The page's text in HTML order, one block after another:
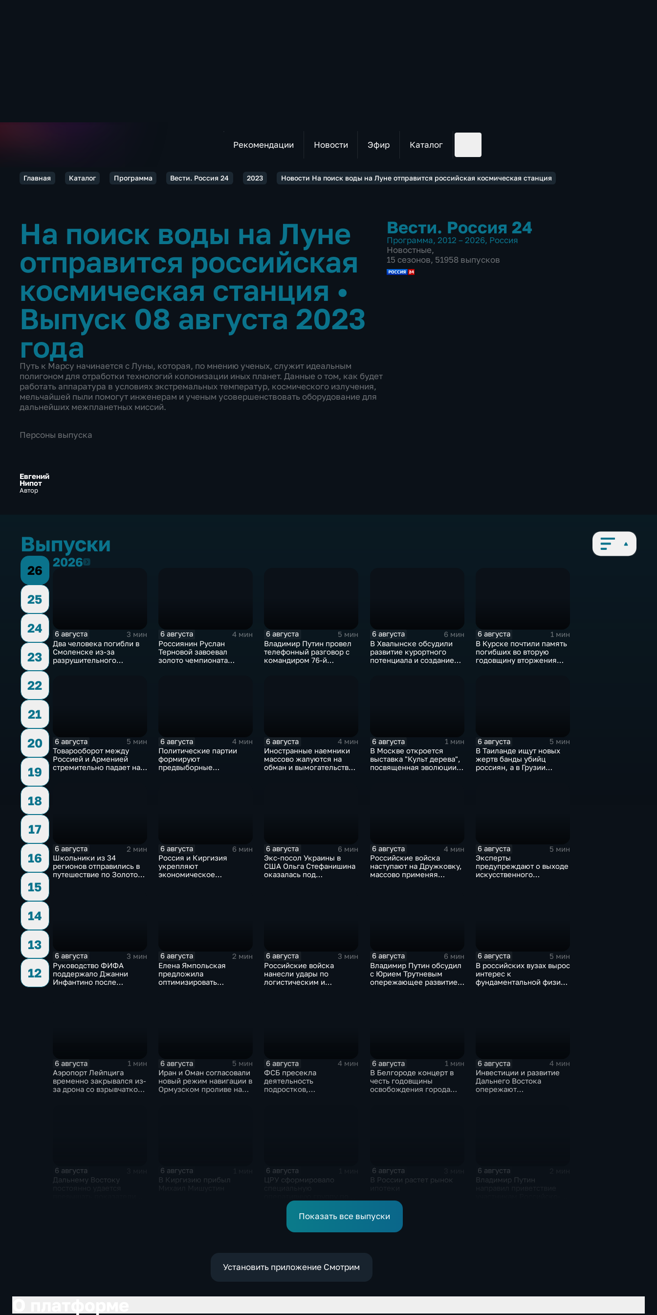
Рекомендации Новости Эфир Каталог
Главная Каталог Программа Вести. Россия 24 2023 Новости На поиск воды на Луне отправится российская космическая станция
На поиск воды на Луне
отправится российская
космическая станция •
Выпуск 08 августа 2023
года
Путь к Марсу начинается с Луны, которая, по мнению ученых, служит идеальным
полигоном для отработки технологий колонизации иных планет. Данные о том, как будет
работать аппаратура в условиях экстремальных температур, космического излучения,
мельчайшей пыли помогут инженерам и ученым усовершенствовать оборудование для
дальнейших межпланетных миссий.
Вести. Россия 24
Программа, 2012 – 2026, Россия
Новостные,
15 сезонов, 51958 выпусков
Персоны выпуска
Евгений
Нипот
Автор
Выпуски
26
25
24
23
22
21
20
19
18
17
16
15
14
13
12
20262026
6 августа
3 мин
Два человека погибли в
Смоленске из-за
разрушительного
6 августа
4 мин
Россиянин Руслан
Терновой завоевал
золото чемпионата
6 августа
5 мин
Владимир Путин провел
телефонный разговор с
командиром 76-й
6 августа
6 мин
В Хвалынске обсудили
развитие курортного
потенциала и создание
6 августа
1 мин
В Курске почтили память
погибших во вторую
годовщину вторжения
6 августа
5 мин
Товарооборот между
Россией и Арменией
стремительно падает на
6 августа
4 мин
Политические партии
формируют
предвыборные
6 августа
4 мин
Иностранные наемники
массово жалуются на
обман и вымогательство
6 августа
1 мин
В Москве откроется
выставка "Культ дерева",
посвященная эволюции
6 августа
5 мин
В Таиланде ищут новых
жертв банды убийц
россиян, а в Грузии
6 августа
2 мин
Школьники из 34
регионов отправились в
путешествие по Золотому
6 августа
6 мин
Россия и Киргизия
укрепляют
экономическое
6 августа
6 мин
Экс-посол Украины в
США Ольга Стефанишина
оказалась под
6 августа
4 мин
Российские войска
наступают на Дружковку,
массово применяя
6 августа
5 мин
Эксперты
предупреждают о выходе
искусственного
6 августа
3 мин
Руководство ФИФА
поддержало Джанни
Инфантино после
6 августа
2 мин
Елена Ямпольская
предложила
оптимизировать
6 августа
3 мин
Российские войска
нанесли удары по
логистическим и
6 августа
6 мин
Владимир Путин обсудил
с Юрием Трутневым
опережающее развитие
6 августа
5 мин
В российских вузах вырос
интерес к
фундаментальной физике
6 августа
1 мин
Аэропорт Лейпцига
временно закрывался из-
за дрона со взрывчаткой
6 августа
5 мин
Иран и Оман согласовали
новый режим навигации в
Ормузском проливе на
6 августа
4 мин
ФСБ пресекла
деятельность
подростков,
6 августа
1 мин
В Белгороде концерт в
честь годовщины
освобождения города
6 августа
4 мин
Инвестиции и развитие
Дальнего Востока
опережают
6 августа
Дальнему Востоку
6 августа
В Киргизию прибыл
6 августа
ЦРУ сформировало
смене власти на Кубе.
6 августа
В России растет рынок
6 августа
Владимир Путин
Показать все выпуски
Установить приложение Смотрим